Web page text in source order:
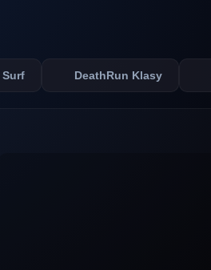
Surf DeathRun Klasy